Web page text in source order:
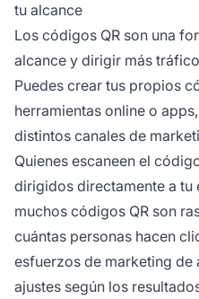
tu alcance
Los códigos QR son una
alcance y dirigir más
Puedes crear tus propios
herramientas online o
distintos canales de
Quienes escaneen el
dirigidos directamente a tu
muchos códigos QR son
cuántas personas hacen
esfuerzos de marketing de
ajustes según los